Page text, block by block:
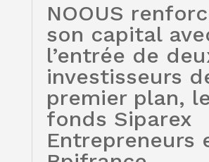
NOOUS
son capital
l’entrée de
investisseurs
premier plan,
fonds Siparex
Entrepreneurs